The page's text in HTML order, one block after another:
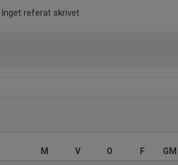
Inget referat skrivet
M V O F GM